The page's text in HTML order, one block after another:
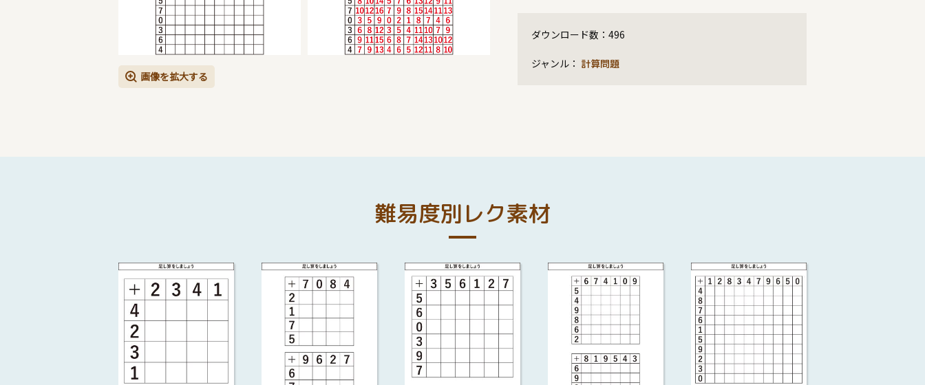
画像を拡大する
ダウンロード数： 496
ジャンル： 計算問題
難易度別レク素材